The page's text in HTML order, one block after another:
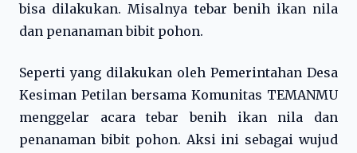
bisa dilakukan. Misalnya tebar benih ikan nila
dan penanaman bibit pohon.
Seperti yang dilakukan oleh Pemerintahan Desa
Kesiman Petilan bersama Komunitas TEMANMU
menggelar acara tebar benih ikan nila dan
penanaman bibit pohon. Aksi ini sebagai wujud